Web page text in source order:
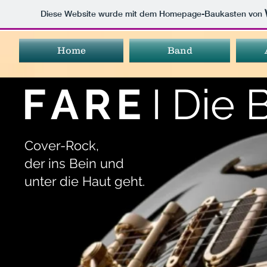
Diese Website wurde mit dem Homepage-Baukasten von
Home Band
Cover-Rock,
der ins Bein und
unter die Haut geht.
FARE I Die